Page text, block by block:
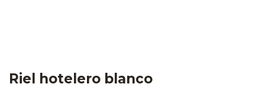
Riel hotelero blanco